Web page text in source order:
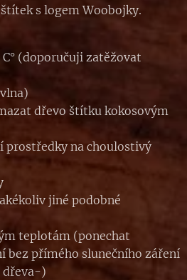
s logem Woobojky.
(doporučuji zatěžovat
dřevo štítku kokosovým
prostředky na choulostivý
jiné podobné
teplotám (ponechat
bez přímého slunečního záření
dřeva-)